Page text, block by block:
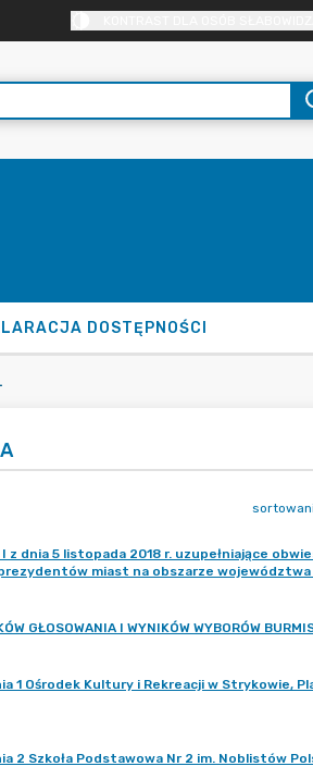
DOSTĘPNOŚCI
- II TURA
I z dnia 5 listopada 2018 r. uzupełniające
miast na obszarze województwa
GŁOSOWANIA I WYNIKÓW WYBORÓW
1 Ośrodek Kultury i Rekreacji w Strykowie,
2 Szkoła Podstawowa Nr 2 im. Noblistów